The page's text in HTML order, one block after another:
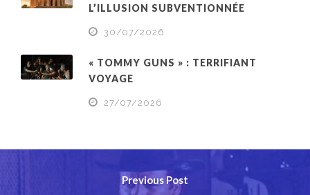
L’ILLUSION SUBVENTIONNÉE
30/07/2026
« TOMMY GUNS » : TERRIFIANT
VOYAGE
27/07/2026
Previous Post